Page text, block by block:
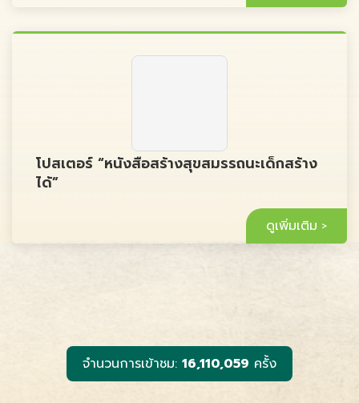
โปสเตอร์ “หนังสือสร้างสุขสมรรถนะเด็กสร้าง
ได้”
ดูเพิ่มเติม
จำนวนการเข้าชม: 16,110,059 ครั้ง